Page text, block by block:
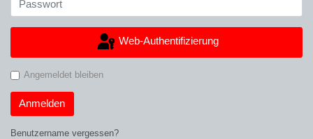
Web-Authentifizierung
Angemeldet bleiben
Anmelden
Benutzername vergessen?